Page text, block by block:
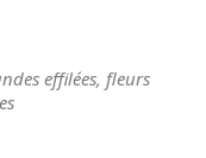
effilées, fleurs